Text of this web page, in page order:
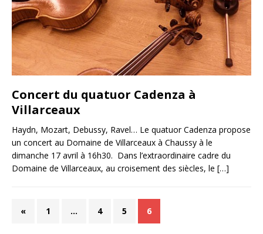
Concert du quatuor Cadenza à
Villarceaux
Haydn, Mozart, Debussy, Ravel… Le quatuor Cadenza propose
un concert au Domaine de Villarceaux à Chaussy à le
dimanche 17 avril à 16h30. Dans l’extraordinaire cadre du
Domaine de Villarceaux, au croisement des siècles, le […]
« 1 … 4 5 6